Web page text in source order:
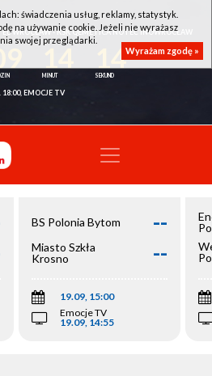
WROCŁAW - KSK QEMETICA NOTEĆ INOWROCŁAW
14
18:00, EMOCJE TV
BS Polonia Bytom --
Miasto Szkła
Krosno
--
19.09, 15:00
Emocje TV
19.09, 14:55
świadczenia usług, reklamy, statystyk.
na używanie cookie. Jeżeli nie wyrażasz
swojej przeglądarki.
Wyrażam zgodę »